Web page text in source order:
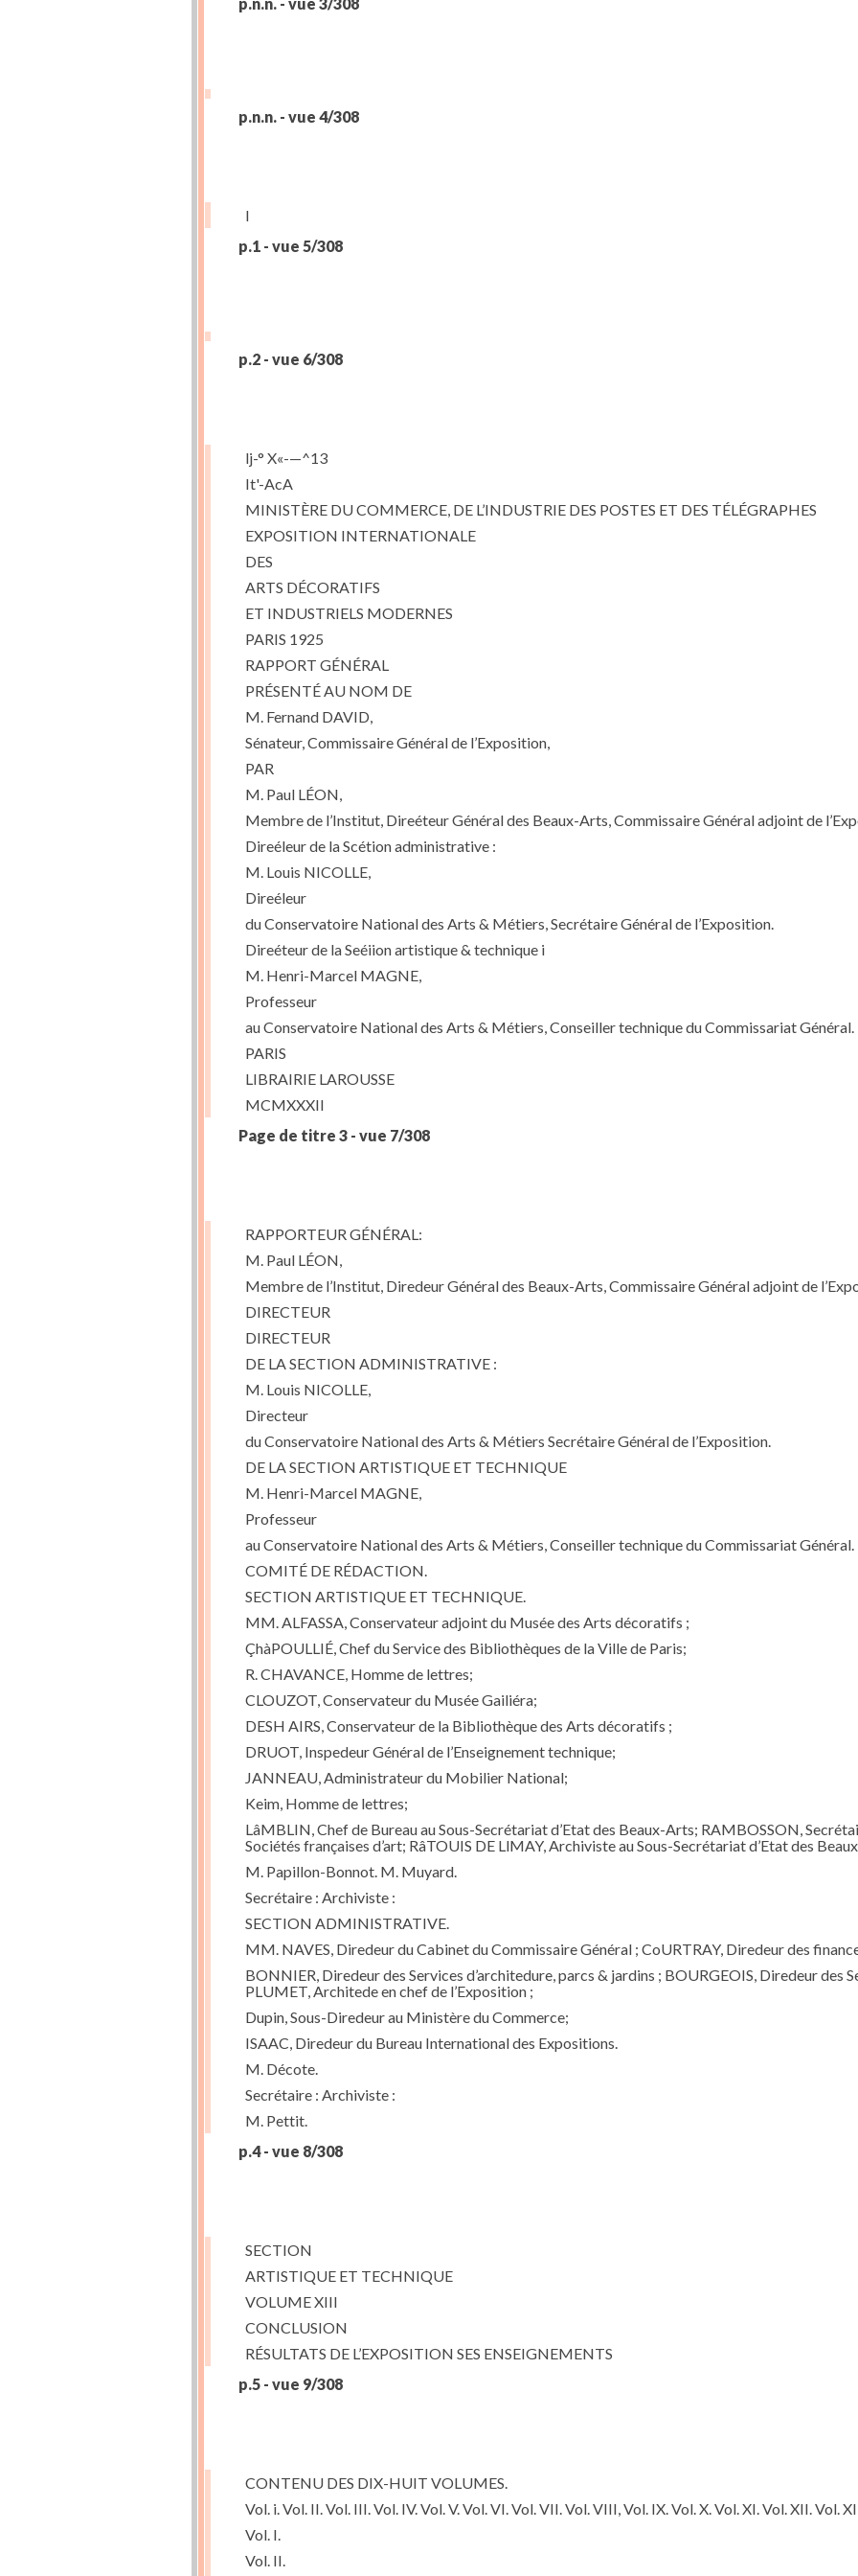
p.n.n. - vue 4/308
I
p.1 - vue 5/308
p.2 - vue 6/308
lj-° X«-—^13
It'-AcA
MINISTÈRE DU COMMERCE, DE L’INDUSTRIE DES POSTES ET DES TÉLÉGRAPHES
EXPOSITION INTERNATIONALE
DES
ARTS DÉCORATIFS
ET INDUSTRIELS MODERNES
PARIS 1925
RAPPORT GÉNÉRAL
PRÉSENTÉ AU NOM DE
M. Fernand DAVID,
Sénateur, Commissaire Général de l’Exposition,
PAR
M. Paul LÉON,
Membre de l’Institut, Direéteur Général des Beaux-Arts, Commissaire Général adjoint de
Direéleur de la Scétion administrative :
M. Louis NICOLLE,
Direéleur
du Conservatoire National des Arts & Métiers, Secrétaire Général de l’Exposition.
Direéteur de la Seéiion artistique & technique i
M. Henri-Marcel MAGNE,
Professeur
au Conservatoire National des Arts & Métiers, Conseiller technique du Commissariat Général.
PARIS
LIBRAIRIE LAROUSSE
MCMXXXII
Page de titre 3 - vue 7/308
RAPPORTEUR GÉNÉRAL:
M. Paul LÉON,
Membre de l’Institut, Diredeur Général des Beaux-Arts, Commissaire Général adjoint de
DIRECTEUR
DIRECTEUR
DE LA SECTION ADMINISTRATIVE :
M. Louis NICOLLE,
Directeur
du Conservatoire National des Arts & Métiers Secrétaire Général de l’Exposition.
DE LA SECTION ARTISTIQUE ET TECHNIQUE
M. Henri-Marcel MAGNE,
Professeur
au Conservatoire National des Arts & Métiers, Conseiller technique du Commissariat Général.
COMITÉ DE RÉDACTION.
SECTION ARTISTIQUE ET TECHNIQUE.
MM. ALFASSA, Conservateur adjoint du Musée des Arts décoratifs ;
ÇhàPOULLIÉ, Chef du Service des Bibliothèques de la Ville de Paris;
R. CHAVANCE, Homme de lettres;
CLOUZOT, Conservateur du Musée Gailiéra;
DESH AIRS, Conservateur de la Bibliothèque des Arts décoratifs ;
DRUOT, Inspedeur Général de l’Enseignement technique;
JANNEAU, Administrateur du Mobilier National;
Keim, Homme de lettres;
LâMBLIN, Chef de Bureau au Sous-Secrétariat d’Etat des Beaux-Arts; RAMBOSSON,
Sociétés françaises d’art; RâTOUIS DE LlMAY, Archiviste au Sous-Secrétariat d’Etat des
M. Papillon-Bonnot. M. Muyard.
Secrétaire : Archiviste :
SECTION ADMINISTRATIVE.
MM. NAVES, Diredeur du Cabinet du Commissaire Général ; CoURTRAY, Diredeur des
BONNIER, Diredeur des Services d’architedure, parcs & jardins ; BOURGEOIS, Diredeur des
PLUMET, Architede en chef de l’Exposition ;
Dupin, Sous-Diredeur au Ministère du Commerce;
ISAAC, Diredeur du Bureau International des Expositions.
M. Décote.
Secrétaire : Archiviste :
M. Pettit.
p.4 - vue 8/308
SECTION
ARTISTIQUE ET TECHNIQUE
VOLUME XIII
CONCLUSION
RÉSULTATS DE L’EXPOSITION SES ENSEIGNEMENTS
p.5 - vue 9/308
CONTENU DES DIX-HUIT VOLUMES.
Vol. i. Vol. II. Vol. III. Vol. IV. Vol. V. Vol. VI. Vol. VII. Vol. VIII, Vol. IX. Vol. X. Vol. XI. Vol. XII. Vol.
Vol. I.
Vol. II.